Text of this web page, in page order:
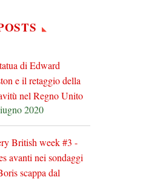
di Edward
e il retaggio della
nel Regno Unito
2020
British week #3 -
avanti nei sondaggi
scappa dal